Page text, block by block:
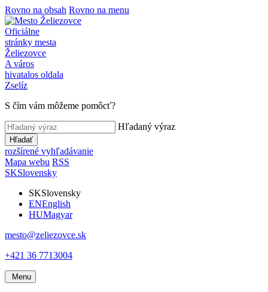
Rovno na obsah Rovno na menu
Oficiálne
stránky mesta
Želiezovce
A város
hivatalos oldala
Zselíz
S čím vám môžeme pomôcť?
Hľadaný výraz
Hľadať
rozšírené vyhľadávanie
Mapa webu RSS
SKSlovensky
SKSlovensky
ENEnglish
HUMagyar
mesto@zeliezovce.sk
+421 36 7713004
Menu